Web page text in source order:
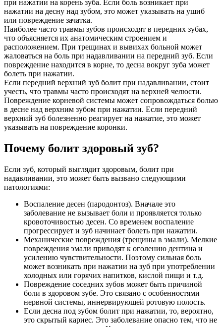
при нажатии на корень зуба. Если боль возникает при
нажатии на десну над зубом, это может указывать на ушиб
или повреждение зачатка.
Наиболее часто травмы зубов происходят в передних зубах,
что объясняется их анатомическим строением и
расположением. При трещинах и вывихах больной может
жаловаться на боль при надавливании на передний зуб. Если
повреждение находится в корне, то десна вокруг зуба может
болеть при нажатии.
Если передний верхний зуб болит при надавливании, стоит
учесть, что травмы часто происходят на верхней челюсти.
Повреждение корневой системы может сопровождаться болью
в десне над верхним зубом при нажатии. Если передний
верхний зуб болезненно реагирует на нажатие, это может
указывать на повреждение коронки.
Почему болит здоровый зуб?
Если зуб, который выглядит здоровым, болит при
надавливании, это может быть вызвано следующими
патологиями:
Воспаление десен (пародонтоз). Вначале это
заболевание не вызывает боли и проявляется только
кровоточивостью десен. Со временем воспаление
прогрессирует и зуб начинает болеть при нажатии.
Механические повреждения (трещины в эмали). Мелкие
повреждения эмали приводят к оголению дентина и
усилению чувствительности. Поэтому сильная боль
может возникать при нажатии на зуб при употреблении
холодных или горячих напитков, кислой пищи и т.д.
Повреждение соседних зубов может быть причиной
боли в здоровом зубе. Это связано с особенностями
нервной системы, иннервирующей ротовую полость.
Если десна под зубом болит при нажатии, то, вероятно,
это скрытый кариес. Это заболевание опасно тем, что не